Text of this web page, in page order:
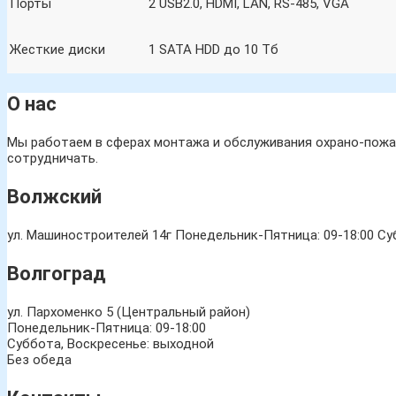
Порты 2 USB2.0, HDMI, LAN, RS-485, VGA
Жесткие диски 1 SATA HDD до 10 Тб
О нас
Мы работаем в сферах монтажа и обслуживания охрано-
сотрудничать.
Волжский
ул. Машиностроителей 14г Понедельник-Пятница: 09-18:00
Волгоград
ул. Пархоменко 5 (Центральный район)
Понедельник-Пятница: 09-18:00
Суббота, Воскресенье: выходной
Без обеда